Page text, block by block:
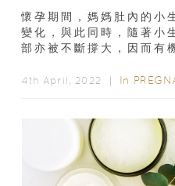
懷孕期間，媽媽肚內的小
變化，與此同時，隨著小
部亦被不斷撐大，因而有
防，同場加咉...
4th April, 2022 ｜ In